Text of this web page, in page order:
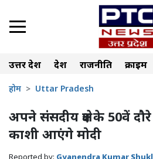
उत्तर प्रदेश देश राजनीति क्राइम
होम Uttar Pradesh
अपने संसदीय क्षेत्र के 50वें
काशी आएंगे मोदी